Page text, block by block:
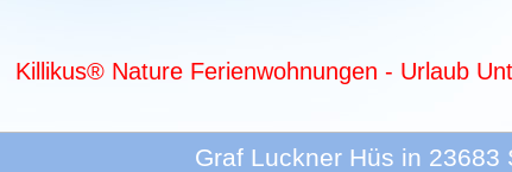
Killikus® Nature Ferienwohnungen - Urlaub
Graf Luckner Hüs in 23683